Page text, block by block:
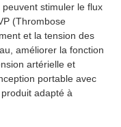
stimuler le flux
(Thrombose
et la tension des
améliorer la fonction
artérielle et
portable avec
adapté à